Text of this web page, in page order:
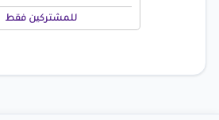
للمشتركين فقط